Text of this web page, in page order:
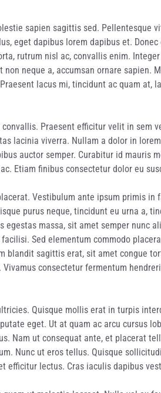
sapien sagittis sed. Pellentesque
eget dapibus lorem dapibus et.
rutrum nisl ac, convallis enim.
non neque a, accumsan ornare sapien.
lacus mi, tincidunt ac quam at,
Praesent efficitur velit in sem
lacinia viverra. Nullam a dolor in
auctor semper. Curabitur id mauris
Etiam finibus consectetur dolor eu
Vestibulum ante ipsum primis
purus neque, tincidunt eu urna a,
egestas massa, sit amet semper nunc
Sed elementum commodo
blandit sagittis erat, sit amet congue
Vivamus consectetur fermentum
Quisque mollis erat in turpis
eget. Ut at quam ac arcu cursus
Nam ut consequat ante, et placerat
Nunc ut eros tellus. Quisque
efficitur lectus. Cras iaculis dapibus